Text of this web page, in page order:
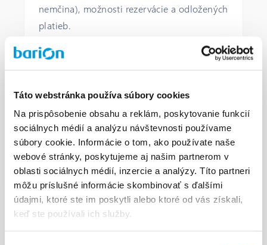
Táto webstránka používa súbory cookies
Na prispôsobenie obsahu a reklám, poskytovanie funkcií
sociálnych médií a analýzu návštevnosti používame
súbory cookie. Informácie o tom, ako používate naše
webové stránky, poskytujeme aj našim partnerom v
oblasti sociálnych médií, inzercie a analýzy. Títo partneri
môžu príslušné informácie skombinovať s ďalšími
údajmi, ktoré ste im poskytli alebo ktoré od vás získali,
keď ste používali ich služby.
nemčina), možnosti rezervácie a odložených
platieb.
KOMERČNÁ LICENCIA
OTVORENÉ